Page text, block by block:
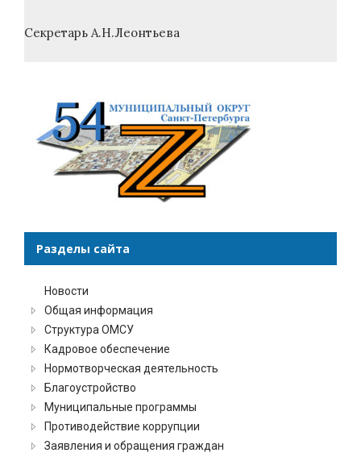
Секретарь А.Н.Леонтьева
Разделы сайта
Новости
Общая информация
Структура ОМСУ
Кадровое обеспечение
Нормотворческая деятельность
Благоустройство
Муниципальные программы
Противодействие коррупции
Заявления и обращения граждан